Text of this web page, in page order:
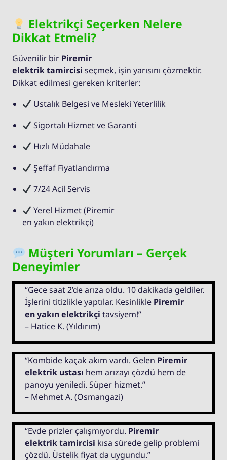
Elektrikçi Seçerken Nelere
Dikkat Etmeli?
Güvenilir bir Piremir
elektrik tamircisi seçmek, işin yarısını çözmektir.
Dikkat edilmesi gereken kriterler:
Ustalık Belgesi ve Mesleki Yeterlilik
Sigortalı Hizmet ve Garanti
Hızlı Müdahale
Şeffaf Fiyatlandırma
7/24 Acil Servis
Yerel Hizmet (Piremir
en yakın elektrikçi)
Müşteri Yorumları – Gerçek
Deneyimler
“Gece saat 2’de arıza oldu. 10 dakikada geldiler.
İşlerini titizlikle yaptılar. Kesinlikle Piremir
en yakın elektrikçi tavsiyem!”
– Hatice K. (Yıldırım)
“Kombide kaçak akım vardı. Gelen Piremir
elektrik ustası hem arızayı çözdü hem de
panoyu yeniledi. Süper hizmet.”
– Mehmet A. (Osmangazi)
“Evde prizler çalışmıyordu. Piremir
elektrik tamircisi kısa sürede gelip problemi
çözdü. Üstelik fiyat da uygundu.”